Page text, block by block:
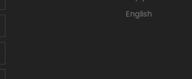
English